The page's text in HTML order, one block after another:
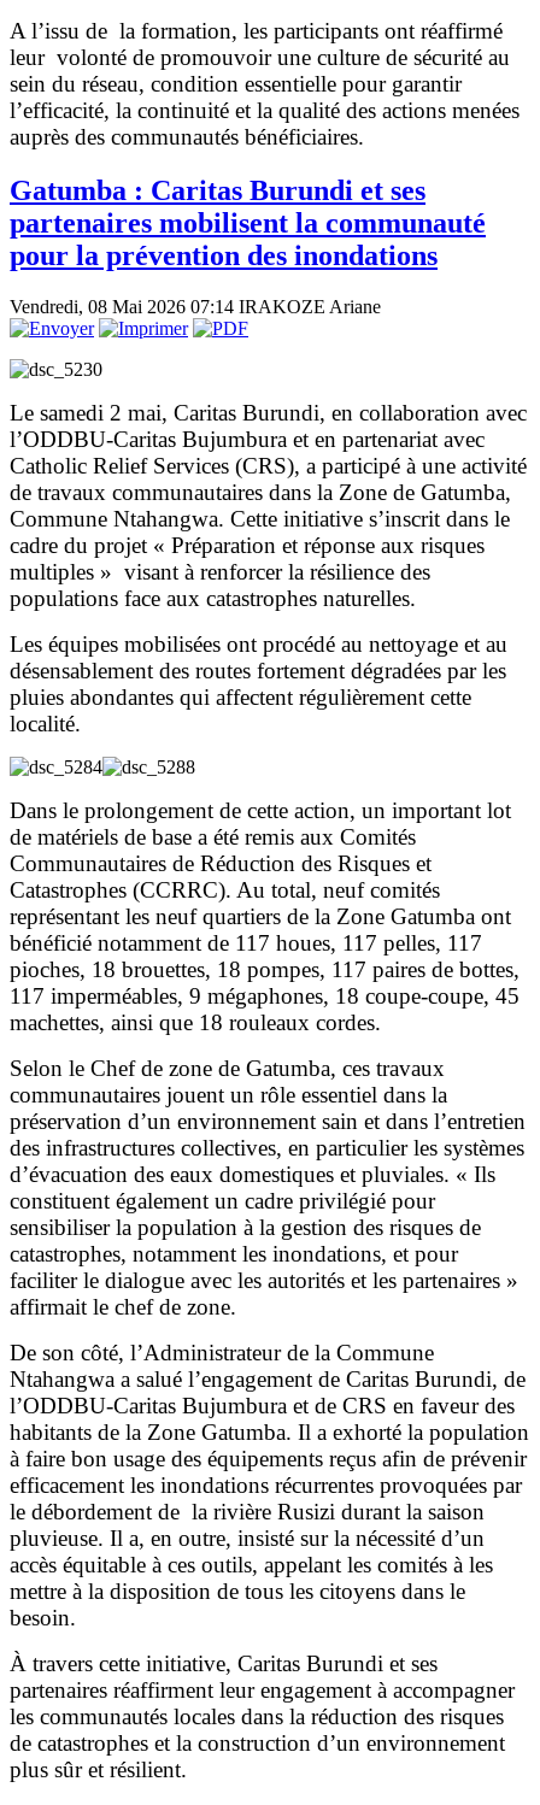
A l’issu de la formation, les participants ont réaffirmé
leur volonté de promouvoir une culture de sécurité au
sein du réseau, condition essentielle pour garantir
l’efficacité, la continuité et la qualité des actions menées
auprès des communautés bénéficiaires.
Gatumba : Caritas Burundi et ses
partenaires mobilisent la communauté
pour la prévention des inondations
Vendredi, 08 Mai 2026 07:14 IRAKOZE Ariane
Le samedi 2 mai, Caritas Burundi, en collaboration avec
l’ODDBU-Caritas Bujumbura et en partenariat avec
Catholic Relief Services (CRS), a participé à une activité
de travaux communautaires dans la Zone de Gatumba,
Commune Ntahangwa. Cette initiative s’inscrit dans le
cadre du projet « Préparation et réponse aux risques
multiples » visant à renforcer la résilience des
populations face aux catastrophes naturelles.
Les équipes mobilisées ont procédé au nettoyage et au
désensablement des routes fortement dégradées par les
pluies abondantes qui affectent régulièrement cette
localité.
Dans le prolongement de cette action, un important lot
de matériels de base a été remis aux Comités
Communautaires de Réduction des Risques et
Catastrophes (CCRRC). Au total, neuf comités
représentant les neuf quartiers de la Zone Gatumba ont
bénéficié notamment de 117 houes, 117 pelles, 117
pioches, 18 brouettes, 18 pompes, 117 paires de bottes,
117 imperméables, 9 mégaphones, 18 coupe-coupe, 45
machettes, ainsi que 18 rouleaux cordes.
Selon le Chef de zone de Gatumba, ces travaux
communautaires jouent un rôle essentiel dans la
préservation d’un environnement sain et dans l’entretien
des infrastructures collectives, en particulier les systèmes
d’évacuation des eaux domestiques et pluviales. « Ils
constituent également un cadre privilégié pour
sensibiliser la population à la gestion des risques de
catastrophes, notamment les inondations, et pour
faciliter le dialogue avec les autorités et les partenaires »
affirmait le chef de zone.
De son côté, l’Administrateur de la Commune
Ntahangwa a salué l’engagement de Caritas Burundi, de
l’ODDBU-Caritas Bujumbura et de CRS en faveur des
habitants de la Zone Gatumba. Il a exhorté la population
à faire bon usage des équipements reçus afin de prévenir
efficacement les inondations récurrentes provoquées par
le débordement de la rivière Rusizi durant la saison
pluvieuse. Il a, en outre, insisté sur la nécessité d’un
accès équitable à ces outils, appelant les comités à les
mettre à la disposition de tous les citoyens dans le
besoin.
À travers cette initiative, Caritas Burundi et ses
partenaires réaffirment leur engagement à accompagner
les communautés locales dans la réduction des risques
de catastrophes et la construction d’un environnement
plus sûr et résilient.